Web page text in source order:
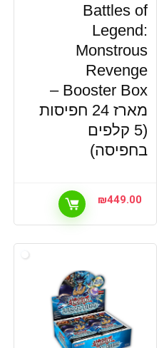
Battles of
Legend:
Monstrous
Revenge
Booster Box –
מארז 24 חפיסות
(5 קלפים
בחפיסה)
₪449.00